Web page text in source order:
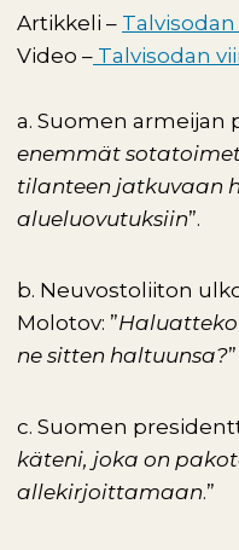
Artikkeli – Talvisodan
Video – Talvisodan
a. Suomen armeijan
enemmät
tilanteen jatkuvaan
alueluovutuksiin”.
b. Neuvostoliiton
Molotov: ”
ne sitten haltuunsa?”
c. Suomen
käteni, joka on
allekirjoittamaan.”